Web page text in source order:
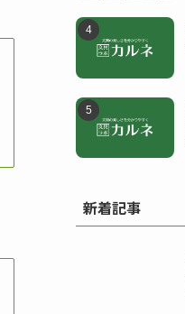
新着記事